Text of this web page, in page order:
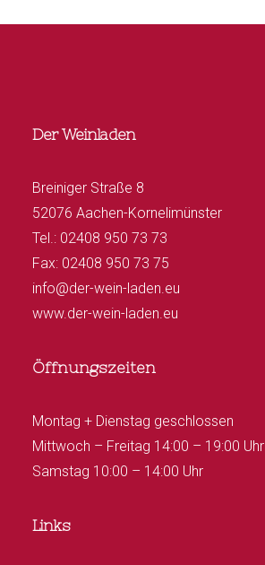
Der Weinladen
Breiniger Straße 8
52076 Aachen-Kornelimünster
Tel.: 02408 950 73 73
Fax: 02408 950 73 75
info@der-wein-laden.eu
www.der-wein-laden.eu
Öffnungszeiten
Montag + Dienstag geschlossen
Mittwoch – Freitag 14:00 – 19:00 Uhr
Samstag 10:00 – 14:00 Uhr
Links